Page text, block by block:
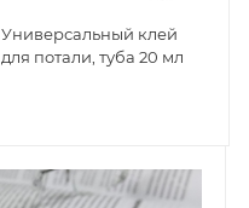
Универсальный клей
для потали, туба 20 мл